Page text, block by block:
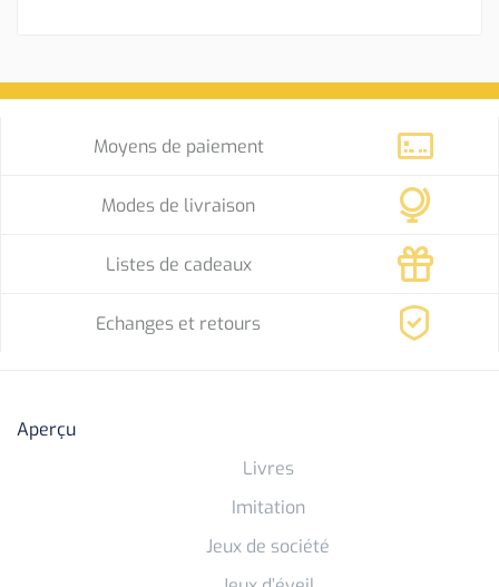
Moyens de paiement
Modes de livraison
Listes de cadeaux
Echanges et retours
Aperçu
Livres
Imitation
Jeux de société